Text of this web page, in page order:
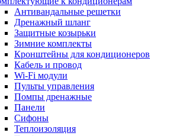
Антивандальные решетки
Дренажный шланг
Защитные козырьки
Зимние комплекты
Кронштейны для кондиционеров
Кабель и провод
Wi-Fi модули
Пульты управления
Помпы дренажные
Панели
Сифоны
Теплоизоляция